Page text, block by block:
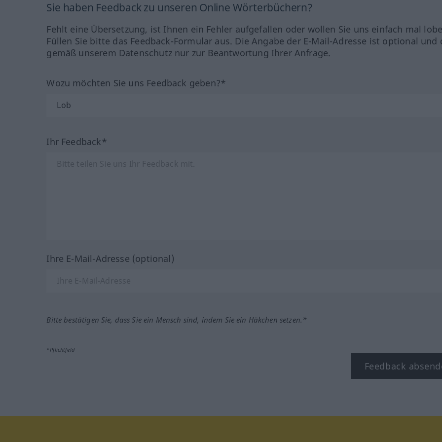
Sie haben Feedback zu unseren Online Wörterbüchern?
Fehlt eine Übersetzung, ist Ihnen ein Fehler aufgefallen oder wollen Sie uns einfach mal
Füllen Sie bitte das Feedback-Formular aus. Die Angabe der E-Mail-Adresse ist optional und
gemäß unserem Datenschutz nur zur Beantwortung Ihrer Anfrage.
Wozu möchten Sie uns Feedback geben?*
Ihr Feedback*
Ihre E-Mail-Adresse (optional)
Bitte bestätigen Sie, dass Sie ein Mensch sind, indem Sie ein Häkchen setzen.*
*Pflichtfeld
Feedback